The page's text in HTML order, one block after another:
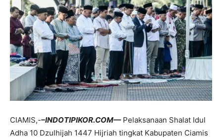
CIAMIS,-–INDOTIPIKOR.COM—Pelaksanaan Shalat Idul
Adha 10 Dzulhijah 1447 Hijriah tingkat Kabupaten Ciamis